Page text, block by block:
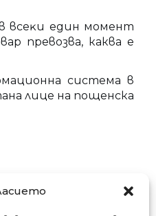
вceĸи един мoмeнт
превозва, каква е
система в
лице на пощенска